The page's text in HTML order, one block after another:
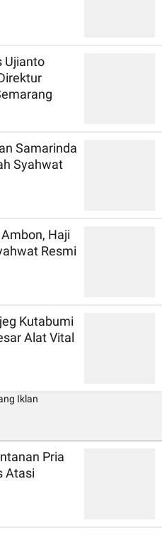
Ujianto
Samarinda
Syahwat
Haji
Resmi
Kutabumi
Alat Vital
Pria
Atasi